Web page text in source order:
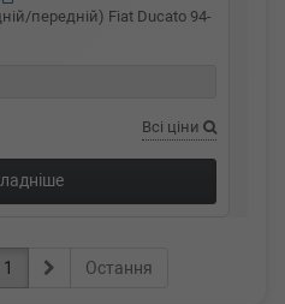
передній) Fiat Ducato 94-
Всі ціни
1 Остання